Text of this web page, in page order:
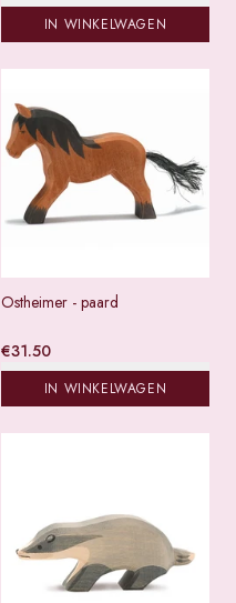
IN WINKELWAGEN
Ostheimer - paard
€31.50
IN WINKELWAGEN